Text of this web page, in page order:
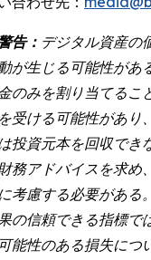
告： デジタル資産の
が生じる可能性があ
のみを割り当てるこ
受ける可能性があり
投資元本を回収でき
務アドバイスを求め
考慮する必要がある
の信頼できる指標で
能性のある損失につ